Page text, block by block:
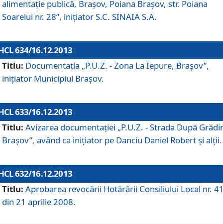
alimentaţie publică, Braşov, Poiana Braşov, str. Poiana
Soarelui nr. 28”, iniţiator S.C. SINAIA S.A.
634/16.12.2013
Titlu: Documentaţia „P.U.Z. - Zona La Iepure, Braşov”,
iniţiator Municipiul Braşov.
633/16.12.2013
Titlu: Avizarea documentaţiei „P.U.Z. - Strada După
Braşov”, având ca iniţiator pe Danciu Daniel Robert şi alţii.
632/16.12.2013
Titlu: Aprobarea revocării Hotărârii Consiliului Local nr.
din 21 aprilie 2008.